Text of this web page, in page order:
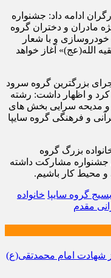
ادامه داد: جشنواره
مادران و دختران گروه
این گروه خودروسازی و با شعار
الله(عج)» آغاز خواهد
بزرگترین گروه سرود
کرد و اظهار داشت: رشته
مدیحه سرایی بخش های
و فرهنگی گروه سایپا
بزرگ گروه
جشنواره مشارکت داشته
و محیط کار باشیم.
گروه سایپا خانواده
مقدم